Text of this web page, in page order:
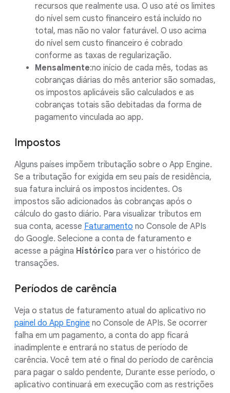
recursos que realmente usa. O uso até os limites
do nível sem custo financeiro está incluído no
total, mas não no valor faturável. O uso acima
do nível sem custo financeiro é cobrado
conforme as taxas de regularização.
Mensalmente:no início de cada mês, todas as
cobranças diárias do mês anterior são somadas,
os impostos aplicáveis são calculados e as
cobranças totais são debitadas da forma de
pagamento vinculada ao app.
Impostos
Alguns países impõem tributação sobre o App Engine.
Se a tributação for exigida em seu país de residência,
sua fatura incluirá os impostos incidentes. Os
impostos são adicionados às cobranças após o
cálculo do gasto diário. Para visualizar tributos em
sua conta, acesse Faturamento no Console de APIs
do Google. Selecione a conta de faturamento e
acesse a página Histórico para ver o histórico de
transações.
Períodos de carência
Veja o status de faturamento atual do aplicativo no
painel do App Engine no Console de APIs. Se ocorrer
falha em um pagamento, a conta do app ficará
inadimplente e entrará no status de período de
carência. Você tem até o final do período de carência
para pagar o saldo pendente, Durante esse período, o
aplicativo continuará em execução com as restrições